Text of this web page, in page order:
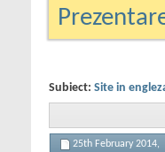
Subiect: Site in
25th February 2014,